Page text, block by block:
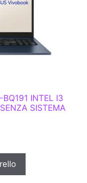
INTEL I3
SISTEMA